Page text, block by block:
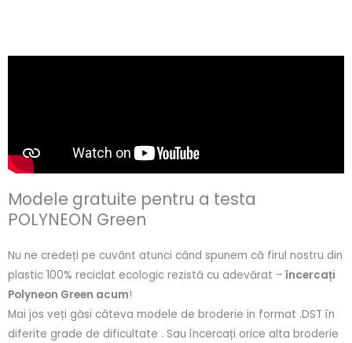
Modele gratuite pentru a testa
POLYNEON Green
Nu ne credeți pe cuvânt atunci când spunem că firul nostru din
plastic 100% reciclat ecologic rezistă cu adevărat – încercați
Polyneon Green acum!
Mai jos veți găsi câteva modele de broderie in format .DST în
diferite grade de dificultate . Sau încercați orice alta broderie